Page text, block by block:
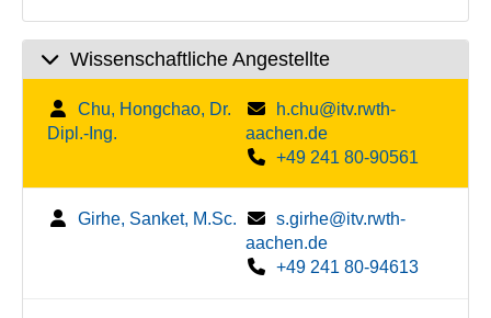
Wissenschaftliche Angestellte
Chu, Hongchao, Dr.
Dipl.-Ing.
h.chu@itv.rwth-
aachen.de
+49 241 80-90561
Girhe, Sanket, M.Sc.
s.girhe@itv.rwth-
aachen.de
+49 241 80-94613